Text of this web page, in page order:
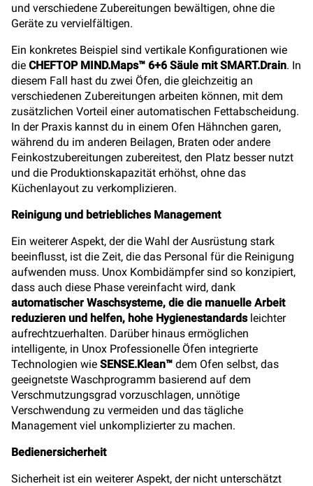
und verschiedene Zubereitungen bewältigen, ohne die
Geräte zu vervielfältigen.
Ein konkretes Beispiel sind vertikale Konfigurationen wie
die CHEFTOP MIND.Maps™ 6+6 Säule mit SMART.Drain. In
diesem Fall hast du zwei Öfen, die gleichzeitig an
verschiedenen Zubereitungen arbeiten können, mit dem
zusätzlichen Vorteil einer automatischen Fettabscheidung.
In der Praxis kannst du in einem Ofen Hähnchen garen,
während du im anderen Beilagen, Braten oder andere
Feinkostzubereitungen zubereitest, den Platz besser nutzt
und die Produktionskapazität erhöhst, ohne das
Küchenlayout zu verkomplizieren.
Reinigung und betriebliches Management
Ein weiterer Aspekt, der die Wahl der Ausrüstung stark
beeinflusst, ist die Zeit, die das Personal für die Reinigung
aufwenden muss. Unox Kombidämpfer sind so konzipiert,
dass auch diese Phase vereinfacht wird, dank
automatischer Waschsysteme, die die manuelle Arbeit
reduzieren und helfen, hohe Hygienestandardsleichter
aufrechtzuerhalten. Darüber hinaus ermöglichen
intelligente, in Unox Professionelle Öfen integrierte
Technologien wie SENSE.Klean™ dem Ofen selbst, das
geeignetste Waschprogramm basierend auf dem
Verschmutzungsgrad vorzuschlagen, unnötige
Verschwendung zu vermeiden und das tägliche
Management viel unkomplizierter zu machen.
Bedienersicherheit
Sicherheit ist ein weiterer Aspekt, der nicht unterschätzt